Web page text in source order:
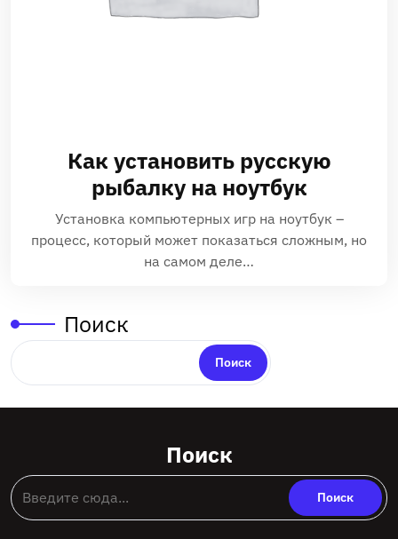
Как установить русскую
рыбалку на ноутбук
Установка компьютерных игр на ноутбук –
процесс, который может показаться сложным, но
на самом деле…
Поиск
Поиск
Поиск